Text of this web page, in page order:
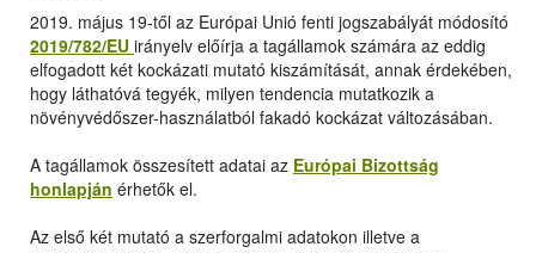
2019. május 19-től az Európai Unió fenti jogszabályát módosító
2019/782/EU irányelv előírja a tagállamok számára az eddig
elfogadott két kockázati mutató kiszámítását, annak érdekében,
hogy láthatóvá tegyék, milyen tendencia mutatkozik a
növényvédőszer-használatból fakadó kockázat változásában.
A tagállamok összesített adatai az Európai Bizottság
honlapján érhetők el.
Az első két mutató a szerforgalmi adatokon illetve a